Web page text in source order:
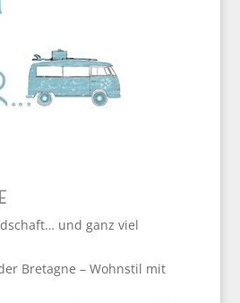
und ganz viel
Bretagne – Wohnstil mit